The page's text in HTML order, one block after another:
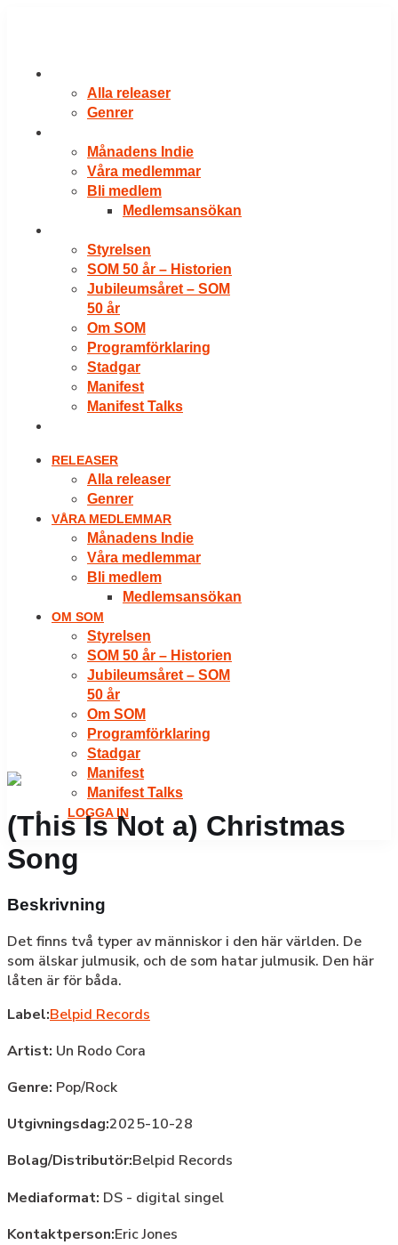
Alla releaser
Genrer
Månadens Indie
Våra medlemmar
Bli medlem
Medlemsansökan
Styrelsen
SOM 50 år – Historien
Jubileumsåret – SOM
50 år
Om SOM
Programförklaring
Stadgar
Manifest
Manifest Talks
RELEASER
Alla releaser
Genrer
VÅRA MEDLEMMAR
Månadens Indie
Våra medlemmar
Bli medlem
Medlemsansökan
OM SOM
Styrelsen
SOM 50 år – Historien
Jubileumsåret – SOM
50 år
Om SOM
Programförklaring
Stadgar
Manifest
Manifest Talks
LOGGA IN
(This Is Not a) Christmas
Song
Beskrivning
Det finns två typer av människor i den här världen. De
som älskar julmusik, och de som hatar julmusik. Den här
låten är för båda.
Label:Belpid Records
Artist: Un Rodo Cora
Genre: Pop/Rock
Utgivningsdag:2025-10-28
Bolag/Distributör:Belpid Records
Mediaformat: DS - digital singel
Kontaktperson:Eric Jones